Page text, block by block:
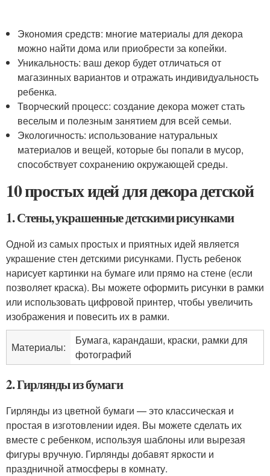
Экономия средств: многие материалы для декора
можно найти дома или приобрести за копейки.
Уникальность: ваш декор будет отличаться от
магазинных вариантов и отражать индивидуальность
ребенка.
Творческий процесс: создание декора может стать
веселым и полезным занятием для всей семьи.
Экологичность: использование натуральных
материалов и вещей, которые бы попали в мусор,
способствует сохранению окружающей среды.
10 простых идей для декора детской
1. Стены, украшенные детскими рисунками
Одной из самых простых и приятных идей является
украшение стен детскими рисунками. Пусть ребенок
нарисует картинки на бумаге или прямо на стене (если
позволяет краска). Вы можете оформить рисунки в рамки
или использовать цифровой принтер, чтобы увеличить
изображения и повесить их в рамки.
Материалы:
Бумага, карандаши, краски, рамки для
фотографий
2. Гирлянды из бумаги
Гирлянды из цветной бумаги — это классическая и
простая в изготовлении идея. Вы можете сделать их
вместе с ребенком, используя шаблоны или вырезая
фигуры вручную. Гирлянды добавят яркости и
праздничной атмосферы в комнату.